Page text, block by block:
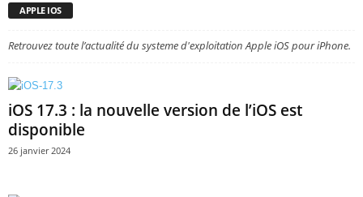
APPLE IOS
Retrouvez toute l’actualité du systeme d'exploitation Apple iOS pour iPhone.
iOS 17.3 : la nouvelle version de l’iOS est
disponible
26 janvier 2024